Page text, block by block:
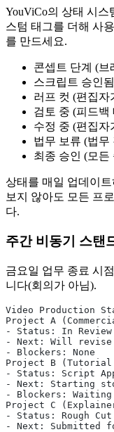
YouViCo의 상태 시스
스텀 태그를 더해 사
를 만드세요.
콘셉트 단계 (브
스크립트 승인
러프 컷 (편집자
검토 중 (피드백
수정 중 (편집자
법무 보류 (법무
최종 승인 (모든
상태를 매일 업데이
보지 않아도 모든 프
다.
주간 비동기 스탠
금요일 업무 종료 시
니다(회의가 아님).
Video Production
Project A
- Status: In Review
- Next: Will revise
- Blockers: None
Project B (Tutorial
- Status: Script
- Next: Starting
- Blockers: Waiting
Project C
- Status: Rough Cut
- Next: Submitted